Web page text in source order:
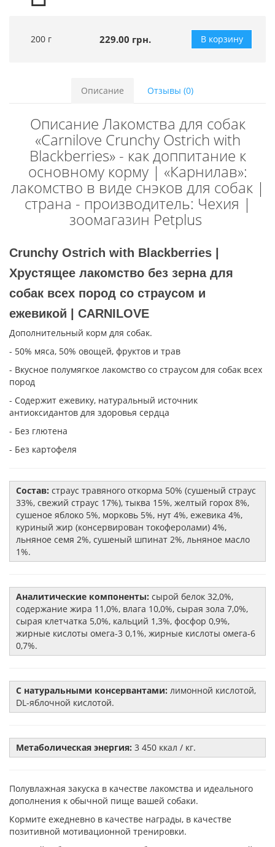
200 г 229.00 грн. В корзину
Описание Отзывы (0)
Описание Лакомства для собак
«Carnilove Crunchy Ostrich with
Blackberries» - как доппитание к
основному корму | «Карнилав»:
лакомство в виде снэков для собак |
страна - производитель: Чехия |
зоомагазин Petplus
Crunchy Ostrich with Blackberries |
Хрустящее лакомство без зерна для
собак всех пород со страусом и
ежевикой | CARNILOVE
Дополнительный корм для собак.
- 50% мяса, 50% овощей, фруктов и трав
- Вкусное полумягкое лакомство со страусом для собак всех
пород
- Содержит ежевику, натуральный источник
антиоксидантов для здоровья сердца
- Без глютена
- Без картофеля
Состав: страус травяного откорма 50% (сушеный страус
33%, свежий страус 17%), тыква 15%, желтый горох 8%,
сушеное яблоко 5%, морковь 5%, нут 4%, ежевика 4%,
куриный жир (консервирован токоферолами) 4%,
льняное семя 2%, сушеный шпинат 2%, льняное масло
1%.
Аналитические компоненты: сырой белок 32,0%,
содержание жира 11,0%, влага 10,0%, сырая зола 7,0%,
сырая клетчатка 5,0%, кальций 1,3%, фосфор 0,9%,
жирные кислоты омега-3 0,1%, жирные кислоты омега-6
0,7%.
С натуральными консервантами: лимонной кислотой,
DL-яблочной кислотой.
Метаболическая энергия: 3 450 ккал / кг.
Полувлажная закуска в качестве лакомства и идеального
дополнения к обычной пище вашей собаки.
Кормите ежедневно в качестве награды, в качестве
позитивной мотивационной тренировки.